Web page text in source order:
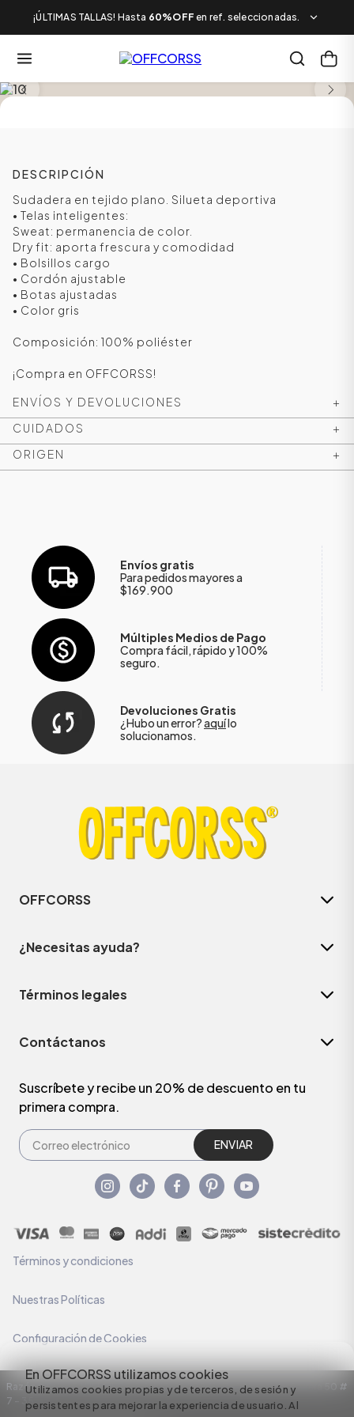
¡ÚLTIMAS TALLAS! Hasta 60%OFF en ref. seleccionadas.
En OFFCORSS utilizamos cookies
Utilizamos cookies propias y de terceros, de sesión y
persistentes para mejorar la experiencia de usuario. Al
DESCRIPCIÓN
Sudadera en tejido plano. Silueta deportiva
• Telas inteligentes:
Sweat: permanencia de color.
Dry fit: aporta frescura y comodidad
• Bolsillos cargo
• Cordón ajustable
• Botas ajustadas
• Color gris
Composición: 100% poliéster
¡Compra en OFFCORSS!
ENVÍOS Y DEVOLUCIONES
+
CUIDADOS
+
ORIGEN
+
Envíos gratis
Para pedidos mayores a
$169.900
Múltiples Medios de Pago
Compra fácil, rápido y 100%
seguro.
Devoluciones Gratis
¿Hubo un error?aquílo
solucionamos.
OFFCORSS
¿Necesitas ayuda?
Términos legales
Contáctanos
Suscríbete y recibe un 20% de descuento en tu
primera compra.
ENVIAR
Términos y condiciones
Nuestras Políticas
Configuración de Cookies
Razón Social: C.I HERMECO S.A. NIT: 890924167-6 Dirección: Carrera 50 #
7 – 35